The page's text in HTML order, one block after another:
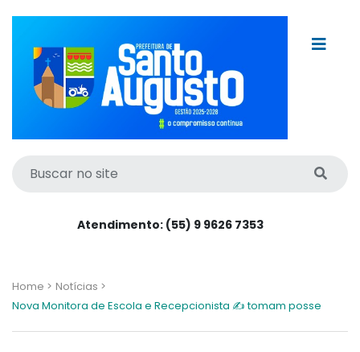
Atendimento: (55) 9 9626 7353
Home > Notícias >
Nova Monitora de Escola e Recepcionista ✍️ tomam posse